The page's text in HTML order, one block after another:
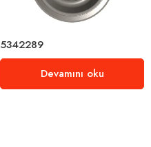
5342289
Devamını oku